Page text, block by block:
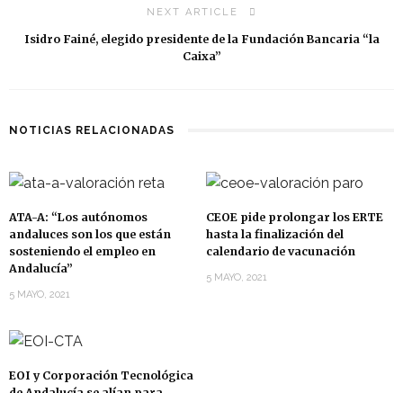
NEXT ARTICLE
Isidro Fainé, elegido presidente de la Fundación Bancaria “la
Caixa”
NOTICIAS RELACIONADAS
ATA-A: “Los autónomos
andaluces son los que están
sosteniendo el empleo en
Andalucía”
5 MAYO, 2021
CEOE pide prolongar los ERTE
hasta la finalización del
calendario de vacunación
5 MAYO, 2021
EOI y Corporación Tecnológica